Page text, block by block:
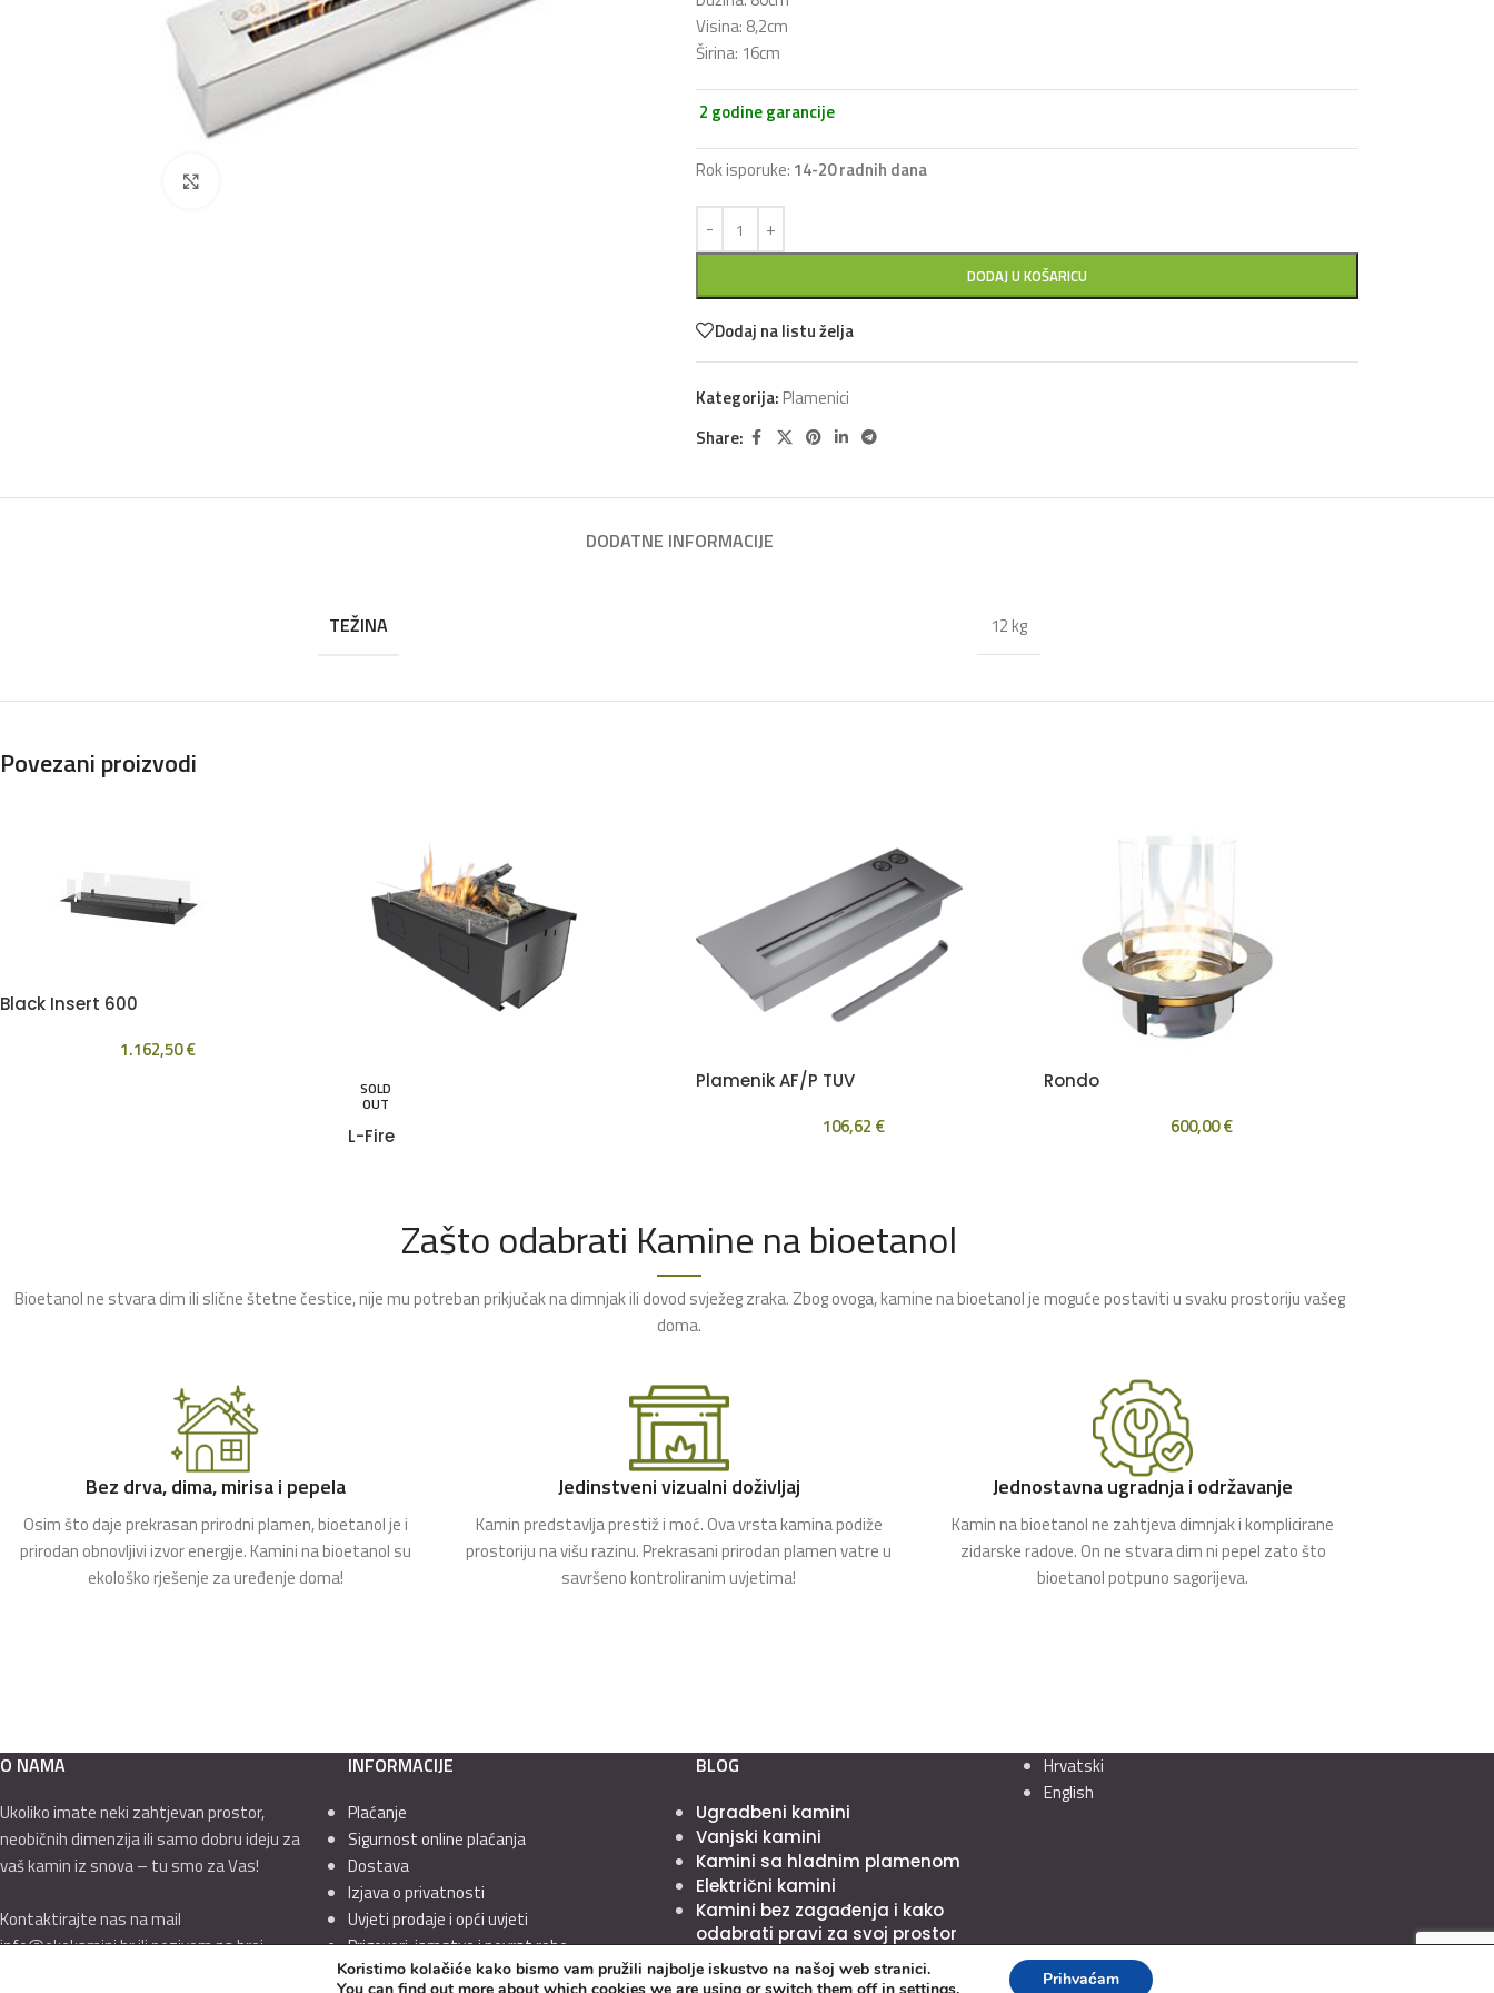
Visina: 8,2cm
Širina: 16cm
2 godine garancije
Rok isporuke: 14-20 radnih dana
DODAJ U KOŠARICU
Dodaj na listu želja
Kategorija:Plamenici
Share:
DODATNE INFORMACIJE
TEŽINA 12 kg
Povezani proizvodi
Black Insert 600
1.162,50€
SOLD
OUT
L-Fire
Plamenik AF/P TUV
106,62 €
Rondo
600,00€
Zašto odabrati Kamine na bioetanol
Bioetanol ne stvara dim ili slične štetne čestice, nije mu potreban prikjučak na dimnjak ili dovod svježeg zraka. Zbog ovoga, kamine na bioetanol je moguće postaviti u svaku prostoriju vašeg
doma.
Bez drva, dima, mirisa i pepela
Osim što daje prekrasan prirodni plamen, bioetanol je i
prirodan obnovljivi izvor energije. Kamini na bioetanol su
ekološko rješenje za uređenje doma!
Jedinstveni vizualni doživljaj
Kamin predstavlja prestiž i moć. Ova vrsta kamina podiže
prostoriju na višu razinu. Prekrasani prirodan plamen vatre u
savršeno kontroliranim uvjetima!
Jednostavna ugradnja i održavanje
Kamin na bioetanol ne zahtjeva dimnjak i komplicirane
zidarske radove. On ne stvara dim ni pepel zato što
bioetanol potpuno sagorijeva.
O NAMA
Ukoliko imate neki zahtjevan prostor,
neobičnih dimenzija ili samo dobru ideju za
vaš kamin iz snova – tu smo za Vas!
Kontaktirajte nas na mail
info@ekokamini.hr ili pozivom na broj
INFORMACIJE
Plaćanje
Sigurnost online plaćanja
Dostava
Izjava o privatnosti
Uvjeti prodaje i opći uvjeti
Prigovori, jamstvo i povrat robe
BLOG
Ugradbeni kamini
Vanjski kamini
Kamini sa hladnim plamenom
Električni kamini
Kamini bez zagađenja i kako
odabrati pravi za svoj prostor
Hrvatski
English
Koristimo kolačiće kako bismo vam pružili najbolje iskustvo na našoj web stranici.
Prihvaćam